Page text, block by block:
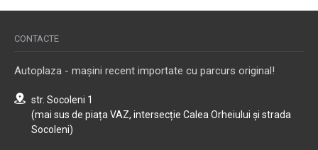
CONTACTE
Autoplaza - mașini recent importate cu parcurs original!
str. Socoleni 1
(mai sus de piața VAZ, intersecție Calea Orheiului și strada
Socoleni)